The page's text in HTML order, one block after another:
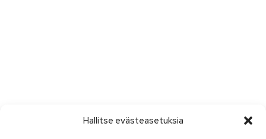
Hallitse evästeasetuksia